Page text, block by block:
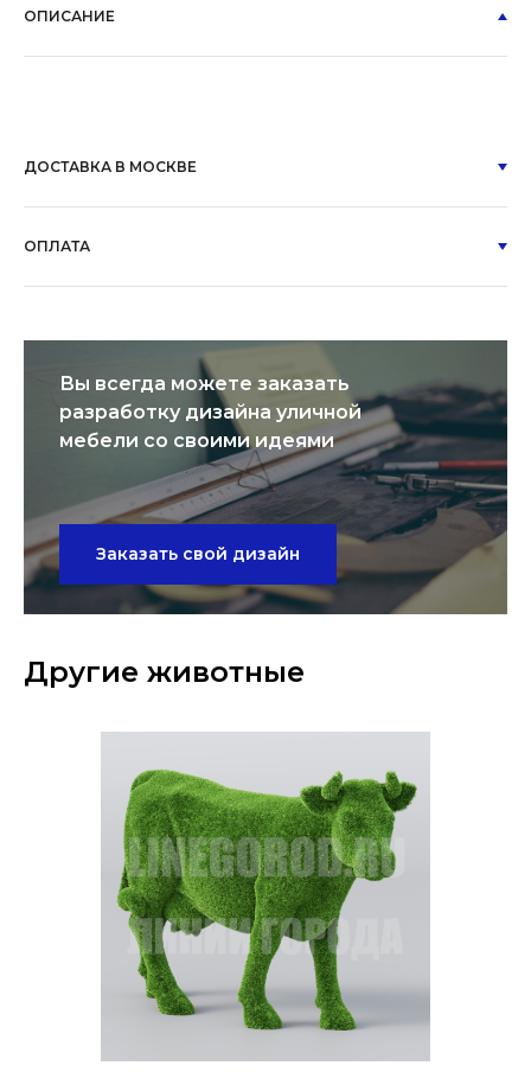
ОПИСАНИЕ
ДОСТАВКА В МОСКВЕ
ОПЛАТА
Вы всегда можете заказать
разработку дизайна уличной
мебели со своими идеями
Заказать свой дизайн
Другие животные